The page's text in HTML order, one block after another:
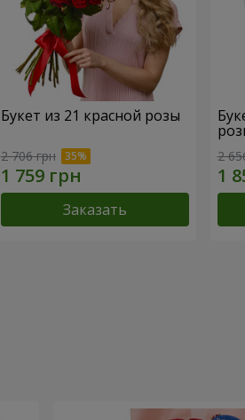
Букет из 21 красной розы
2 706 грн
Заказать
2